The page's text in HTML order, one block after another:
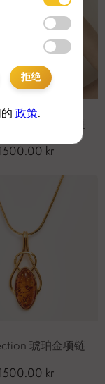
黄金红琥珀项链
kr
琥珀金项链
kr
拒绝
政策.